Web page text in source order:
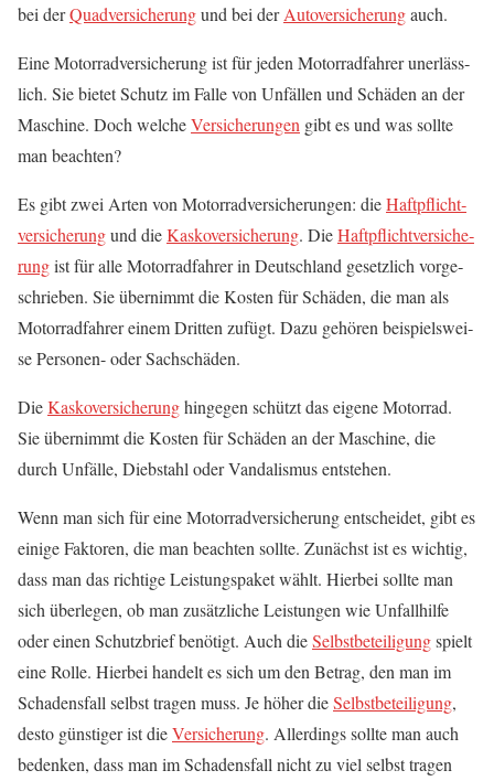
bei derQuad­ver­si­che­rungund bei derAuto­ver­si­che­rungauch.
Eine Motor­rad­ver­si­che­rung ist für jeden Motor­rad­fah­rer uner­läss­
lich. Sie bie­tet Schutz im Fal­le von Unfäl­len und Schä­den an der
Maschi­ne. Doch wel­cheVer­si­che­run­gen gibt es und was soll­te
man beachten?
Es gibt zwei Arten von Motor­rad­ver­si­che­run­gen: dieHaft­pflicht­
ver­si­che­rungund dieKas­ko­ver­si­che­rung. DieHaft­pflicht­ver­si­che­
rungist für alle Motor­rad­fah­rer in Deutsch­land gesetz­lich vor­ge­
schrie­ben. Sie über­nimmt die Kos­ten für Schä­den, die man als
Motor­rad­fah­rer einem Drit­ten zufügt. Dazu gehö­ren bei­spiels­wei­
se Per­so­nen- oder Sachschäden.
DieKas­ko­ver­si­che­runghin­ge­gen schützt das eige­ne Motor­rad.
Sie über­nimmt die Kos­ten für Schä­den an der Maschi­ne, die
durch Unfäl­le, Dieb­stahl oder Van­da­lis­mus entstehen.
Wenn man sich für eine Motor­rad­ver­si­che­rung ent­schei­det, gibt es
eini­ge Fak­to­ren, die man beach­ten soll­te. Zunächst ist es wich­tig,
dass man das rich­ti­ge Leis­tungs­pa­ket wählt. Hier­bei soll­te man
sich über­le­gen, ob man zusätz­li­che Leis­tun­gen wie Unfall­hil­fe
oder einen Schutz­brief benö­tigt. Auch dieSelbst­be­tei­li­gungspielt
eine Rol­le. Hier­bei han­delt es sich um den Betrag, den man im
Scha­dens­fall selbst tra­gen muss. Je höher dieSelbst­be­tei­li­gung,
des­to güns­ti­ger ist dieVer­si­che­rung. Aller­dings soll­te man auch
beden­ken, dass man im Scha­dens­fall nicht zu viel selbst tra­gen